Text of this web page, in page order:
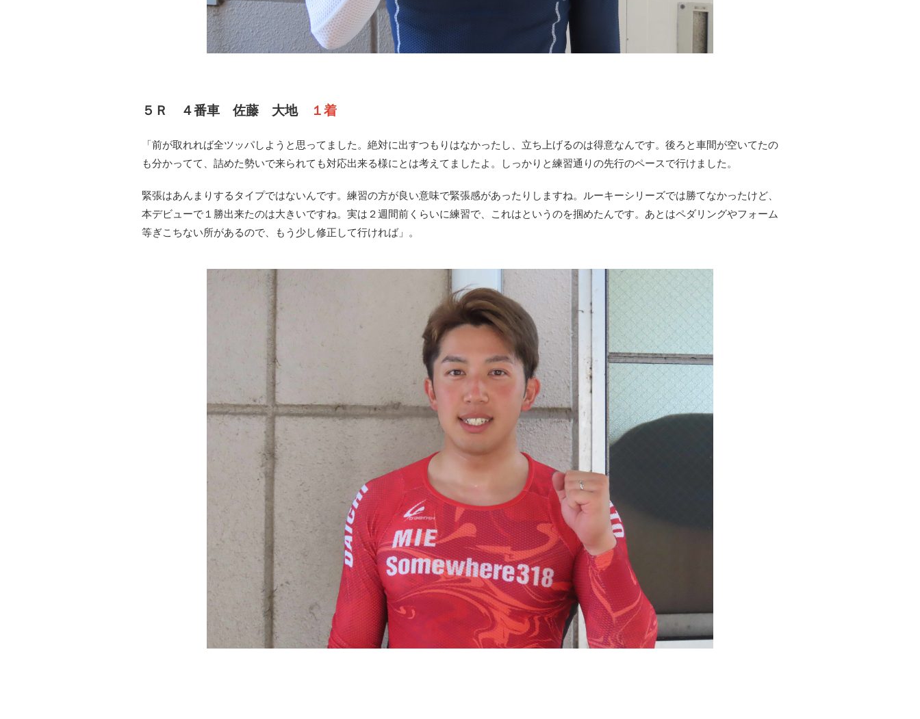
５Ｒ ４番車 佐藤 大地 １着
「前が取れれば全ツッパしようと思ってました。絶対に出すつもりはなかったし、立ち上げるのは得意なんです。後ろと車間が空いてたの
も分かってて、詰めた勢いで来られても対応出来る様にとは考えてましたよ。しっかりと練習通りの先行のペースで行けました。
緊張はあんまりするタイプではないんです。練習の方が良い意味で緊張感があったりしますね。ルーキーシリーズでは勝てなかったけど、
本デビューで１勝出来たのは大きいですね。実は２週間前くらいに練習で、これはというのを掴めたんです。あとはペダリングやフォーム
等ぎこちない所があるので、もう少し修正して行ければ」。